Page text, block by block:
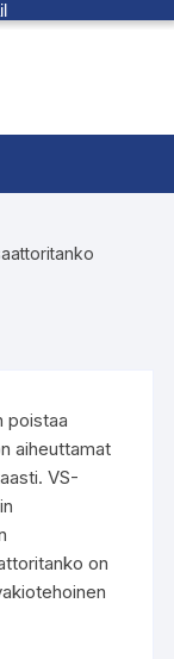
poistaa
aiheuttamat
VS-
on